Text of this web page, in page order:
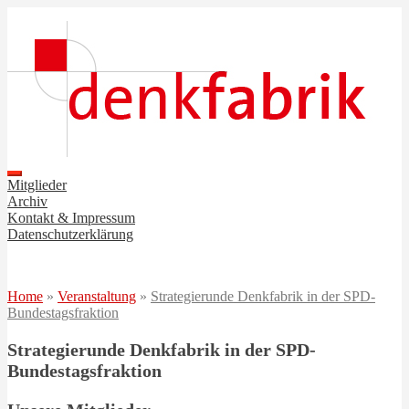
Mitglieder
Archiv
Kontakt & Impressum
Datenschutzerklärung
Home » Veranstaltung » Strategierunde Denkfabrik in der SPD-
Bundestagsfraktion
Strategierunde Denkfabrik in der SPD-
Bundestagsfraktion